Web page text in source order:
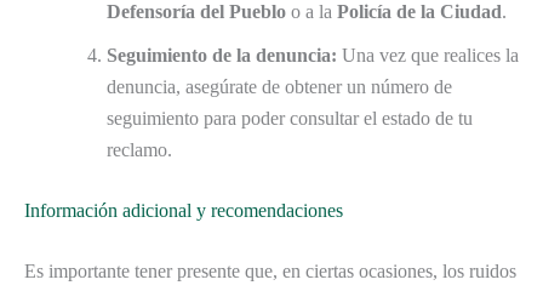
Defensoría del Pueblo o a la Policía de la Ciudad.
Seguimiento de la denuncia: Una vez que realices la
denuncia, asegúrate de obtener un número de
seguimiento para poder consultar el estado de tu
reclamo.
Información adicional y recomendaciones
Es importante tener presente que, en ciertas ocasiones, los ruidos